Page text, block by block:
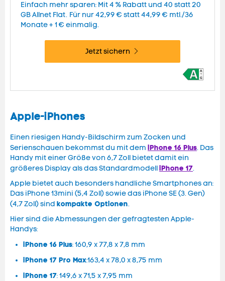
Einfach mehr sparen: Mit 4 % Rabatt und 40 statt20
GB Allnet Flat. Für nur 42,99 € statt 44,99 € mtl./36
Monate + 1 € einmalig.
Jetzt sichern
Apple-iPhones
Einen riesigen Handy-Bildschirm zum Zocken und
Serienschauen bekommst du mit dem iPhone 16 Plus. Das
Handy mit einer Größe von 6,7 Zoll bietet damit ein
größeres Display als das StandardmodelliPhone 17.
Apple bietet auch besonders handliche Smartphones an:
Das iPhone 13mini (5,4 Zoll) sowie das iPhone SE (3. Gen)
(4,7 Zoll) sind kompakte Optionen.
Hier sind die Abmessungen der gefragtesten Apple-
Handys:
iPhone 16 Plus: 160,9 x 77,8 x 7,8 mm
iPhone 17 Pro Max:163,4 x 78,0 x 8,75 mm
iPhone 17: 149,6 x 71,5 x 7,95 mm